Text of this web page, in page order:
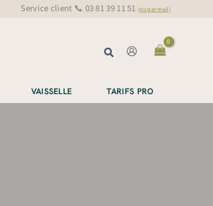
Service client 📞 03 81 39 11 51 (ou par mail)
Rechercher
VAISSELLE TARIFS PRO